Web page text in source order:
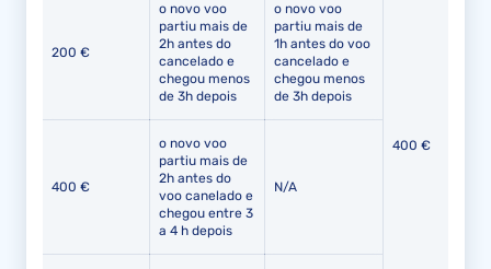
400 €
200 €
o novo voo
partiu mais de
2h antes do
cancelado e
chegou menos
de 3h depois
o novo voo
partiu mais de
1h antes do voo
cancelado e
chegou menos
de 3h depois
400 €
o novo voo
partiu mais de
2h antes do
voo canelado e
chegou entre 3
a 4 h depois
N/A